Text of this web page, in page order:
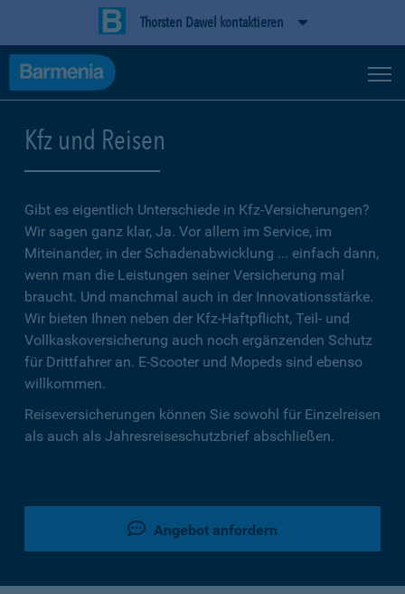
Thorsten Dawel kontaktieren
Kfz und Reisen
Gibt es eigentlich Unterschiede in Kfz-Versicherungen?
Wir sagen ganz klar, Ja. Vor allem im Service, im
Miteinander, in der Schadenabwicklung ... einfach dann,
wenn man die Leistungen seiner Versicherung mal
braucht. Und manchmal auch in der Innovationsstärke.
Wir bieten Ihnen neben der Kfz-Haftpflicht, Teil- und
Vollkaskoversicherung auch noch ergänzenden Schutz
für Drittfahrer an. E-Scooter und Mopeds sind ebenso
willkommen.
Reiseversicherungen können Sie sowohl für Einzelreisen
als auch als Jahresreiseschutzbrief abschließen.
Angebot anfordern